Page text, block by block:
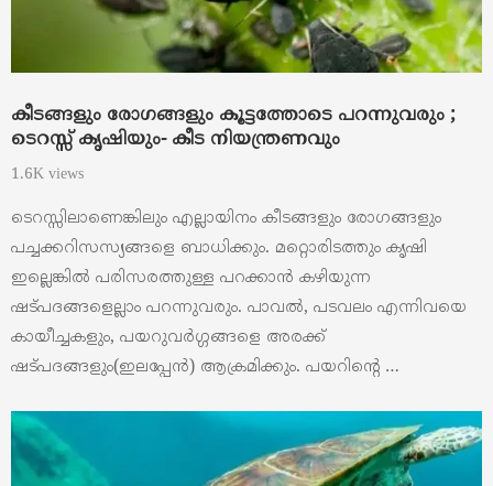
കീടങ്ങളും രോഗങ്ങളും കൂട്ടത്തോടെ പറന്നുവരും ;
ടെറസ്സ് കൃഷിയും- കീട നിയന്ത്രണവും
1.6K views
ടെറസ്സിലാണെങ്കിലും എല്ലായിനം കീടങ്ങളും രോഗങ്ങളും
പച്ചക്കറിസസ്യങ്ങളെ ബാധിക്കും. മറ്റൊരിടത്തും കൃഷി
ഇല്ലെങ്കില്‍ പരിസരത്തുള്ള പറക്കാന്‍ കഴിയുന്ന
ഷട്പദങ്ങളെല്ലാം പറന്നുവരും. പാവല്‍, പടവലം എന്നിവയെ
കായീച്ചകളും, പയറുവര്‍ഗ്ഗങ്ങളെ അരക്ക്
ഷട്പദങ്ങളും(ഇലപ്പേന്‍) ആക്രമിക്കും. പയറിന്റെ …